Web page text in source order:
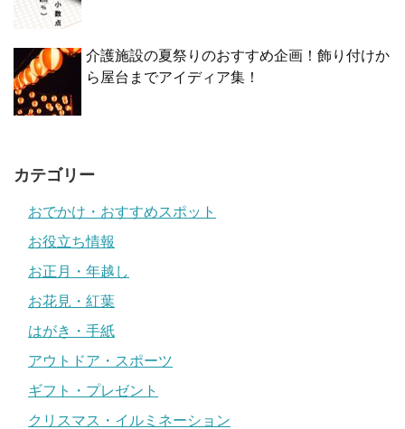
介護施設の夏祭りのおすすめ企画！飾り付けか
ら屋台までアイディア集！
カテゴリー
おでかけ・おすすめスポット
お役立ち情報
お正月・年越し
お花見・紅葉
はがき・手紙
アウトドア・スポーツ
ギフト・プレゼント
クリスマス・イルミネーション